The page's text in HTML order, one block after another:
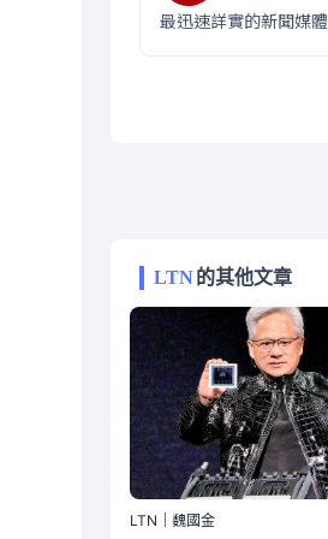
最迅速詳實的新聞媒體
LTN的其他文章
LTN｜魏國金